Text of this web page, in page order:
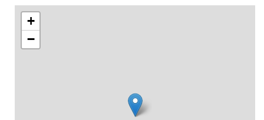
+
−